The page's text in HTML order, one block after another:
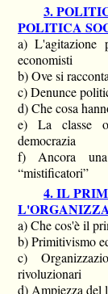
3.
POLITICA
a) L'agitazione
economisti
b) Ove si
c) Denunce
d) Che cosa
e) La classe
democrazia
f) Ancora una
“mistificatori”
4. IL
a) Che cos'è il
b) Primitivismo
c)
rivoluzionari
d) Ampiezza del